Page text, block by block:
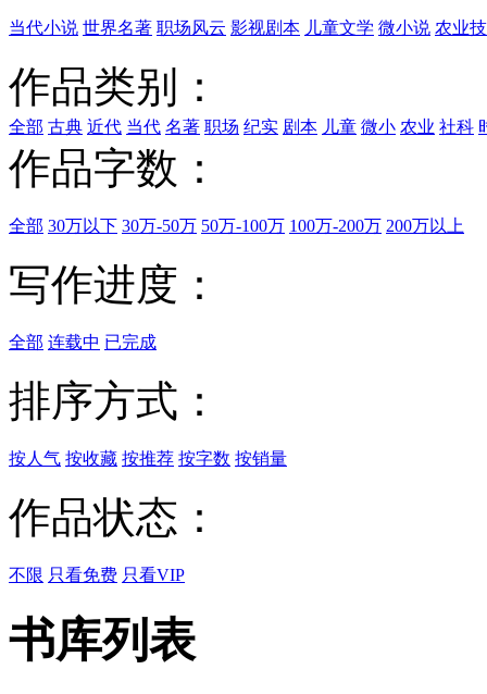
当代小说 世界名著 职场风云 影视剧本 儿童文学 微小说 农业
作品类别：
全部 古典 近代 当代 名著 职场 纪实 剧本 儿童 微小 农业 社科
作品字数：
全部 30万以下 30万-50万 50万-100万 100万-200万 200万以上
写作进度：
全部 连载中 已完成
排序方式：
按人气 按收藏 按推荐 按字数 按销量
作品状态：
不限 只看免费 只看VIP
书库列表